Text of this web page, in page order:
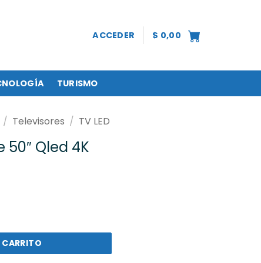
ACCEDER $ 0,00
TURISMO
/ Televisores / TV LED
50″ Qled 4K
HDR 9150Q6N cantidad